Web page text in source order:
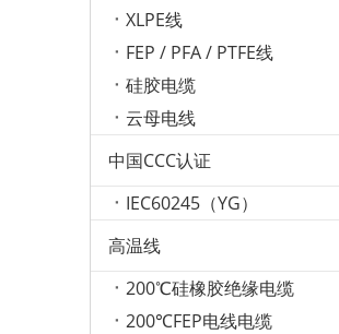
XLPE线
FEP / PFA / PTFE线
硅胶电缆
云母电线
中国CCC认证
IEC60245（YG）
高温线
200℃硅橡胶绝缘电缆
200℃FEP电线电缆